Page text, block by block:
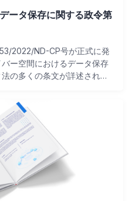
ータ保存に関する政令第
2022/ND-CP号が正式に発
ー空間におけるデータ保存
の多くの条文が詳述され
ればならないデータの種類